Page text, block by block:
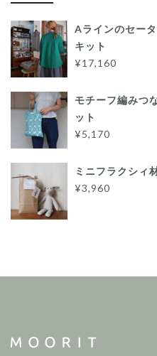
Aラインのセー
キット
¥17,160
モチーフ編みつ
ット
¥5,170
ミニフラクシィ
¥3,960